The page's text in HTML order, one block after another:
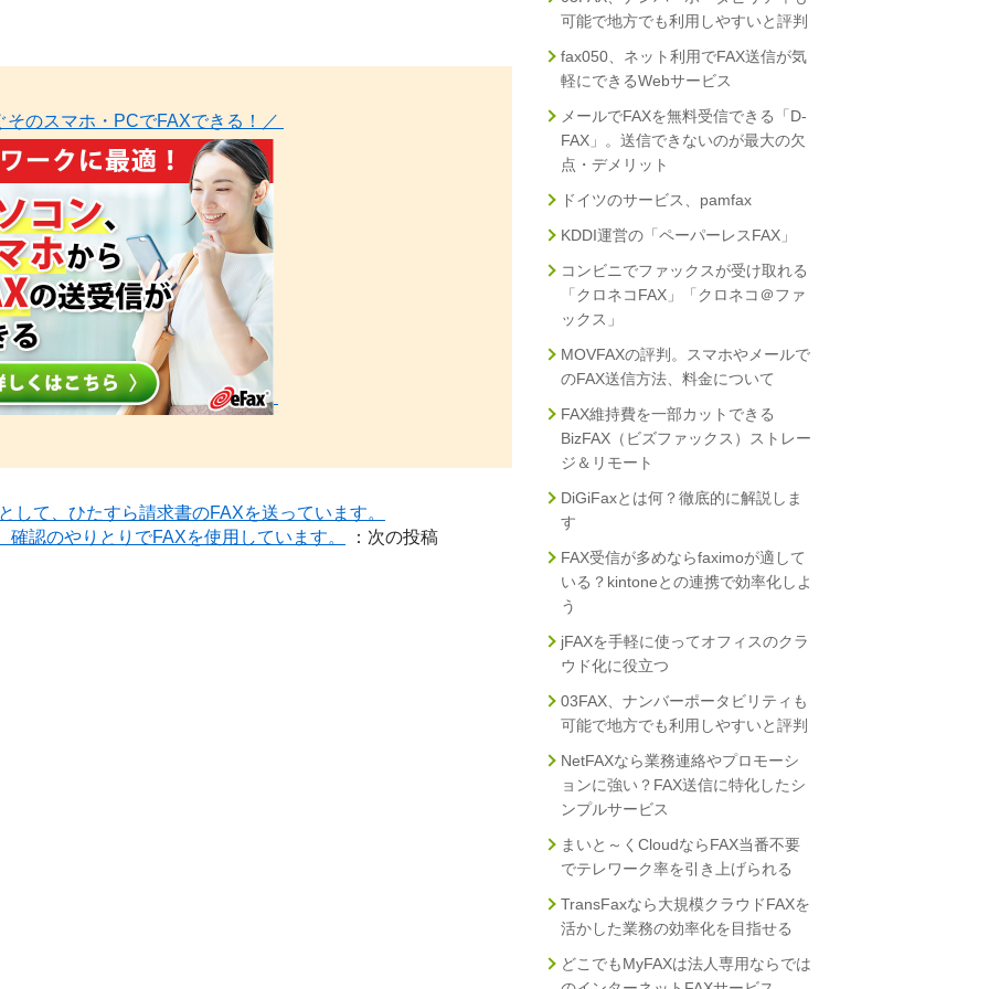
そのスマホ・PCでFAXできる！／
して、ひたすら請求書のFAXを送っています。
認のやりとりでFAXを使用しています。
：次の投稿
可能で地方でも利用しやすいと評判
fax050、ネット利用でFAX送信が気
軽にできるWebサービス
メールでFAXを無料受信できる「D-
FAX」。送信できないのが最大の欠
点・デメリット
ドイツのサービス、pamfax
KDDI運営の「ペーパーレスFAX」
コンビニでファックスが受け取れる
「クロネコFAX」「クロネコ＠ファ
ックス」
MOVFAXの評判。スマホやメールで
のFAX送信方法、料金について
FAX維持費を一部カットできる
BizFAX（ビズファックス）ストレー
ジ＆リモート
DiGiFaxとは何？徹底的に解説しま
す
FAX受信が多めならfaximoが適して
いる？kintoneとの連携で効率化しよ
う
jFAXを手軽に使ってオフィスのクラ
ウド化に役立つ
03FAX、ナンバーポータビリティも
可能で地方でも利用しやすいと評判
NetFAXなら業務連絡やプロモーシ
ョンに強い？FAX送信に特化したシ
ンプルサービス
まいと～くCloudならFAX当番不要
でテレワーク率を引き上げられる
TransFaxなら大規模クラウドFAXを
活かした業務の効率化を目指せる
どこでもMyFAXは法人専用ならでは